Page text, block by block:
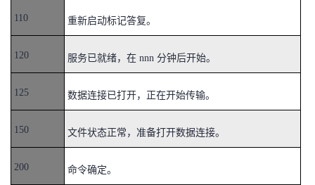
者
我
的
博
我
的
我
110 重新启动标记答复。
120 服务已就绪，在 nnn 分钟后开始。
125 数据连接已打开，正在开始传输。
150 文件状态正常，准备打开数据连接。
200 命令确定。